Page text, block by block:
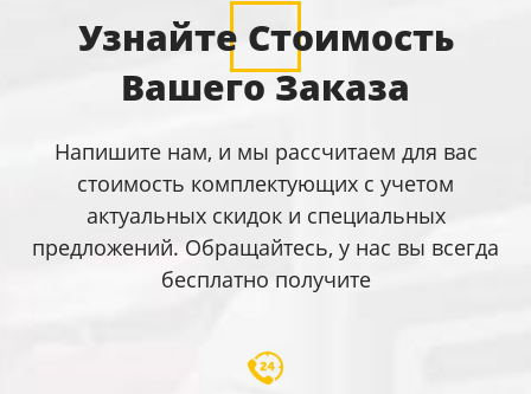
Узнайте Стоимость
Вашего Заказа
Напишите нам, и мы рассчитаем для вас
стоимость комплектующих с учетом
актуальных скидок и специальных
предложений. Обращайтесь, у нас вы всегда
бесплатно получите